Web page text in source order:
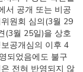
서 공개 또는 비공
원회 심의(3월 29
(3월 25일)을 상호
공개심의 이후 4
되었음에도 불구
전혀 반영되지 않